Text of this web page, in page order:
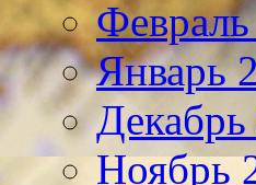
Январь
Ноябрь